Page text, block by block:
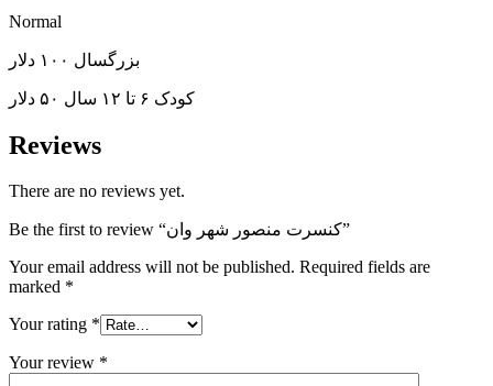
Normal
بزرگسال ۱۰۰ دلار
کودک ۶ تا ۱۲ سال ۵۰ دلار
Reviews
There are no reviews yet.
Be the first to review “کنسرت منصور شهر وان”
Your email address will not be published. Required fields are
marked *
Your rating *
Your review *